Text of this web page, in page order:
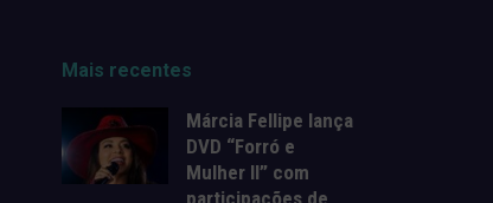
Mais recentes
Márcia Fellipe lança
DVD “Forró e
Mulher II” com